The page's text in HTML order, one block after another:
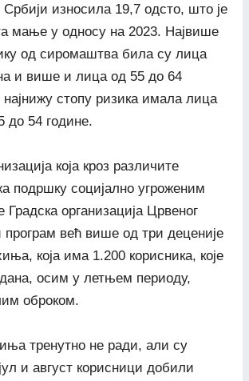
износила 19,7 одсто, што је
мање у односу на 2023. Највише
од сиромаштва била су лица
и више и лица од 55 до 64
најнижу стопу ризика имала лица
до 54 године.
која кроз различите
подршку социјално угроженим
Градска организација Црвеног
програм већ више од три деценије
која има 1.200 корисника, које
дана, осим у летњем периоду,
оброком.
тренутно не ради, али су
и август корисници добили